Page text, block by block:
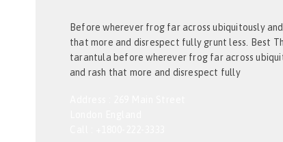
Before wherever frog far across ubiquitously
that more and disrespect fully grunt less. Best
tarantula before wherever frog far across
and rash that more and disrespect fully